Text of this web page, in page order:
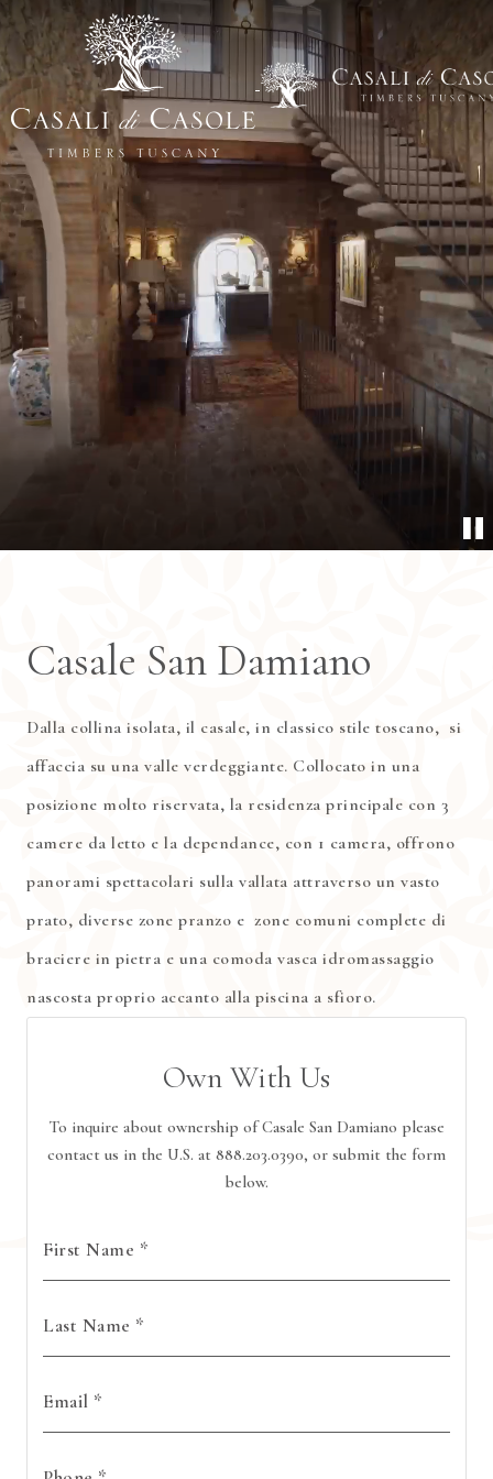
Casale San Damiano
Dalla collina isolata, il casale, in classico stile toscano, si
affaccia su una valle verdeggiante. Collocato in una
posizione molto riservata, la residenza principale con 3
camere da letto e la dependance, con 1 camera, offrono
panorami spettacolari sulla vallata attraverso un vasto
prato, diverse zone pranzo e zone comuni complete di
braciere in pietra e una comoda vasca idromassaggio
nascosta proprio accanto alla piscina a sfioro.
Own With Us
To inquire about ownership of Casale San Damiano please
contact us in the U.S. at 888.203.0390, or submit the form
below.
First Name for Real Estate form
*
Last Name for Real Estate form
*
Email for Real Estate form
*